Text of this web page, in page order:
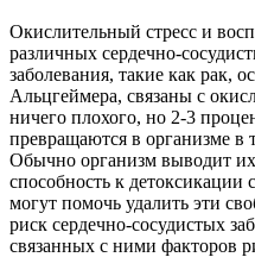
Окислительный стресс и
различных сердечно-
заболевания, такие как рак,
Альцгеймера, связаны с
ничего плохого, но 2-3
превращаются в организме в
Обычно организм выводит
способность к
могут помочь удалить эти
риск сердечно-сосудистых
связанных с ними факторов